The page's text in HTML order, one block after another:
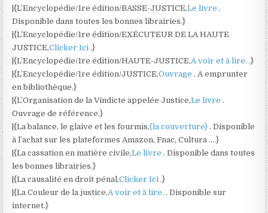
|{L’Encyclopédie/1re édition/BASSE-JUSTICE,Le livre .
Disponible dans toutes les bonnes librairies.}
|{L’Encyclopédie/1re édition/EXÉCUTEUR DE LA HAUTE
JUSTICE,Clicker Ici .}
|{L’Encyclopédie/1re édition/HAUTE-JUSTICE,A voir et à lire. .}
|{L’Encyclopédie/1re édition/JUSTICE,Ouvrage . A emprunter
en bibliothèque.}
|{L’Organisation de la Vindicte appelée Justice,Le livre .
Ouvrage de référence.}
|{La balance, le glaive et les fourmis,(la couverture) . Disponible
à l’achat sur les plateformes Amazon, Fnac, Cultura ….}
|{La cassation en matière civile,Le livre . Disponible dans toutes
les bonnes librairies.}
|{La causalité en droit pénal,Clicker Ici .}
|{La Couleur de la justice,A voir et à lire. . Disponible sur
internet.}